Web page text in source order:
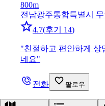
800m
전남광주통합특별시
4.7(후기 14)
"친절하고 편안하게 상
네요"
전화 팔로우